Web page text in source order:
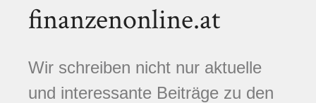
finanzenonline.at
Wir schreiben nicht nur aktuelle
und interessante Beiträge zu den